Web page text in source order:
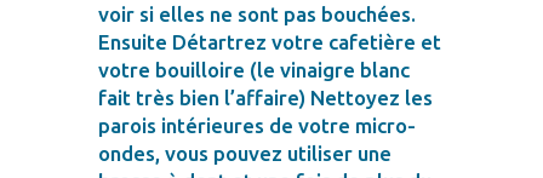
voir si elles ne sont pas bouchées.
Ensuite Détartrez votre cafetière et
votre bouilloire (le vinaigre blanc
fait très bien l’affaire) Nettoyez les
parois intérieures de votre micro-
ondes, vous pouvez utiliser une